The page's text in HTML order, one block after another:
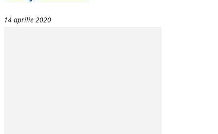
14 aprilie 2020